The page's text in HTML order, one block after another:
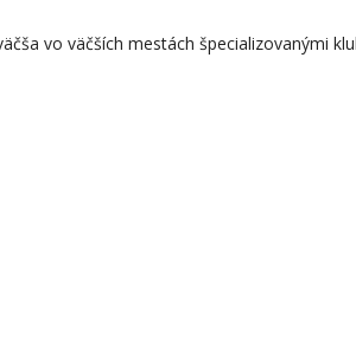
vo väčších mestách špecializovanými